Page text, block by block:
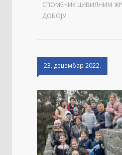
СПОМЕНИК ЦИВИЛНИМ
ДОБОЈУ
23. децембар 2022.